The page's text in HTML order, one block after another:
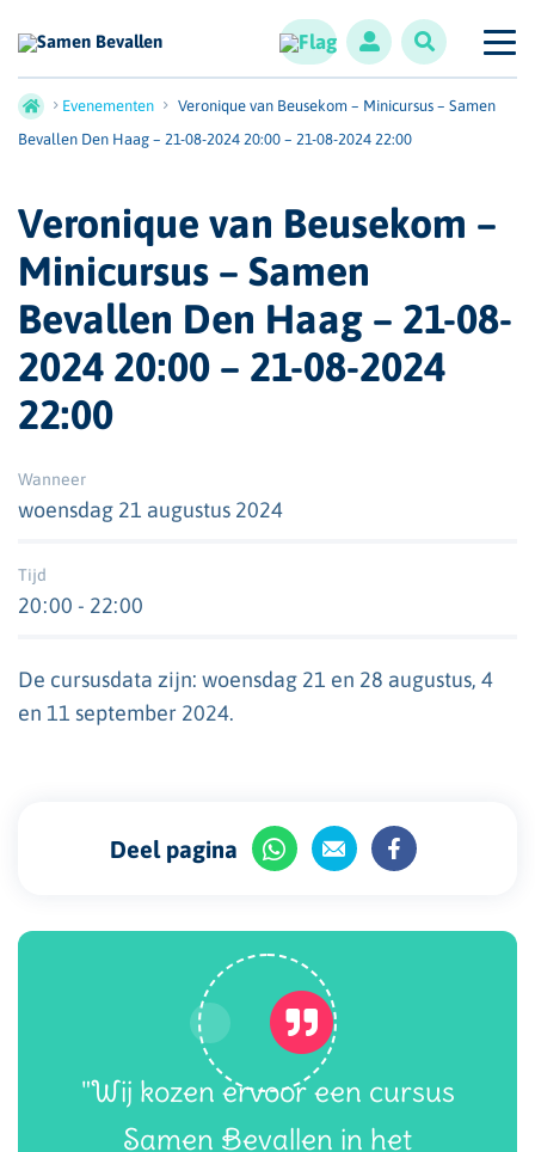
Evenementen
Veronique van Beusekom – Minicursus – Samen
Bevallen Den Haag – 21-08-2024 20:00 – 21-08-2024 22:00
Veronique van Beusekom –
Minicursus – Samen
Bevallen Den Haag – 21-08-
2024 20:00 – 21-08-2024
22:00
Wanneer
woensdag 21 augustus 2024
Tijd
20:00 - 22:00
De cursusdata zijn: woensdag 21 en 28 augustus, 4
en 11 september 2024.
Deel pagina
"Wij kozen ervoor een cursus
Samen Bevallen in het